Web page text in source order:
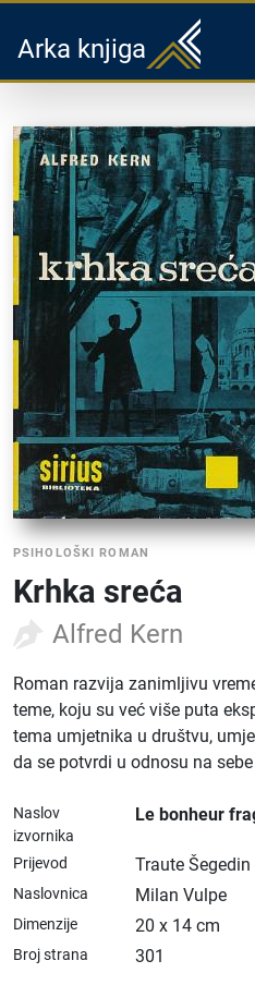
Arka knjiga
PSIHOLOŠKI ROMAN
Krhka sreća
Alfred Kern
Roman razvija zanimljivu
teme, koju su već više puta
tema umjetnika u društvu,
da se potvrdi u odnosu na
Naslov
izvornika
Le bonheur
Prijevod Traute Šegedin
Naslovnica Milan Vulpe
Dimenzije 20 x 14 cm
Broj strana 301